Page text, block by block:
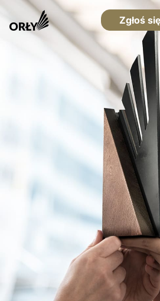
Zgłoś się